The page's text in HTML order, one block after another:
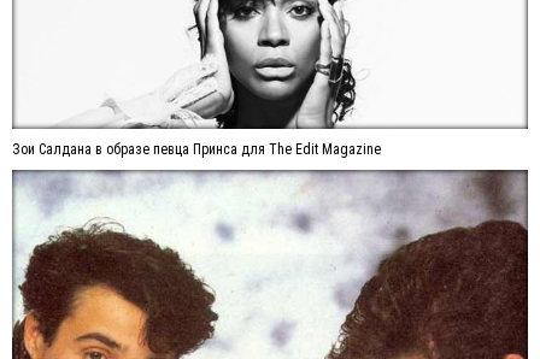
Зои Салдана в образе певца Принса для The Edit Magazine